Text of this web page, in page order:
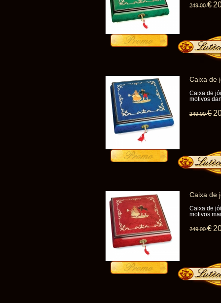
249.00 €
Caixa de
Caixa de
motivos
249.00 €
Caixa de
Caixa de
motivos
249.00 €